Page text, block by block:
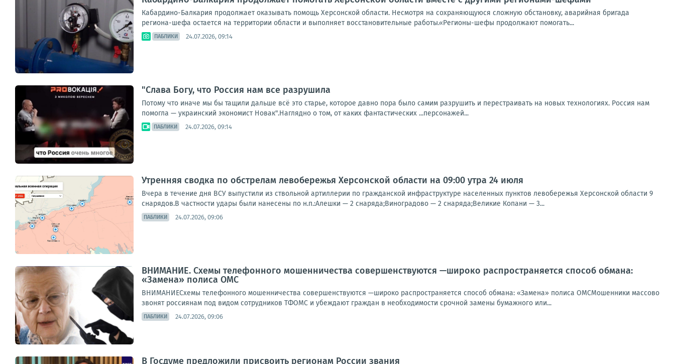
Кабардино-Балкария продолжает оказывать помощь Херсонской области. Несмотря на сохраняющуюся сложную обстановку, аварийная бригада
региона-шефа остается на территории области и выполняет восстановительные работы.«Регионы-шефы продолжают помогать...
ПАБЛИКИ 24.07.2026, 09:14
"Слава Богу, что Россия нам все разрушила
Потому что иначе мы бы тащили дальше всё это старье, которое давно пора было самим разрушить и перестраивать на новых технологиях. Россия нам
помогла — украинский экономист Новак".Наглядно о том, от каких фантастических ...персонажей...
ПАБЛИКИ 24.07.2026, 09:14
Утренняя сводка по обстрелам левобережья Херсонской области на 09:00 утра 24 июля
Вчера в течение дня ВСУ выпустили из ствольной артиллерии по гражданской инфраструктуре населенных пунктов левобережья Херсонской области 9
снарядов.В частности удары были нанесены по н.п.:Алешки — 2 снаряда;Виноградово — 2 снаряда;Великие Копани — 3...
ПАБЛИКИ 24.07.2026, 09:06
ВНИМАНИЕ. Схемы телефонного мошенничества совершенствуются —широко распространяется способ обмана:
«Замена» полиса ОМС
ВНИМАНИЕСхемы телефонного мошенничества совершенствуются —широко распространяется способ обмана: «Замена» полиса ОМСМошенники массово
звонят россиянам под видом сотрудников ТФОМС и убеждают граждан в необходимости срочной замены бумажного или...
ПАБЛИКИ 24.07.2026, 09:06
В Госдуме предложили присвоить регионам России звания